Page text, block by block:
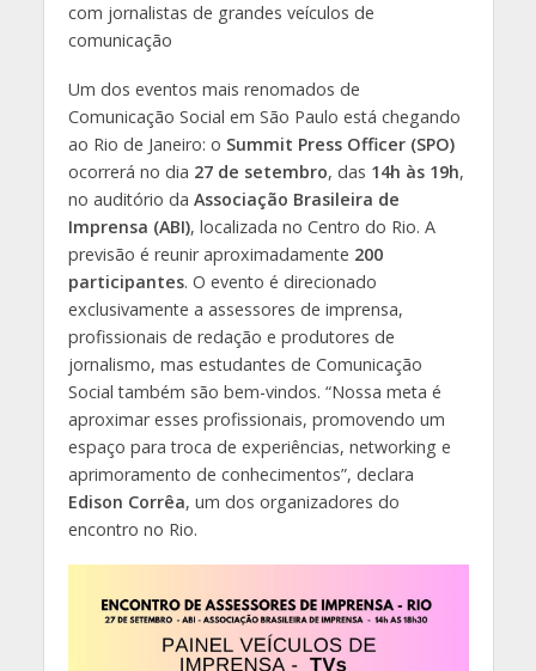
com jornalistas de grandes veículos de
comunicação
Um dos eventos mais renomados de
Comunicação Social em São Paulo está chegando
ao Rio de Janeiro: o Summit Press Officer (SPO)
ocorrerá no dia 27 de setembro, das 14h às 19h,
no auditório da Associação Brasileira de
Imprensa (ABI), localizada no Centro do Rio. A
previsão é reunir aproximadamente 200
participantes. O evento é direcionado
exclusivamente a assessores de imprensa,
profissionais de redação e produtores de
jornalismo, mas estudantes de Comunicação
Social também são bem-vindos. “Nossa meta é
aproximar esses profissionais, promovendo um
espaço para troca de experiências, networking e
aprimoramento de conhecimentos”, declara
Edison Corrêa, um dos organizadores do
encontro no Rio.